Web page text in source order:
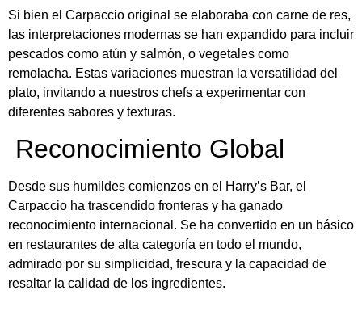
Si bien el Carpaccio original se elaboraba con carne de res,
las interpretaciones modernas se han expandido para incluir
pescados como atún y salmón, o vegetales como
remolacha. Estas variaciones muestran la versatilidad del
plato, invitando a nuestros chefs a experimentar con
diferentes sabores y texturas.
Reconocimiento Global
Desde sus humildes comienzos en el Harry’s Bar, el
Carpaccio ha trascendido fronteras y ha ganado
reconocimiento internacional. Se ha convertido en un básico
en restaurantes de alta categoría en todo el mundo,
admirado por su simplicidad, frescura y la capacidad de
resaltar la calidad de los ingredientes.